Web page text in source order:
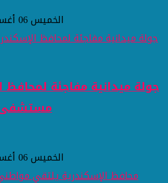
الخميس 06 أغسطس 2026 09:19 مساءً
جولة ميدانية مفاجئة لمحافظ
مستشفى
الخميس 06 أغسطس 2026 09:15 مساءً